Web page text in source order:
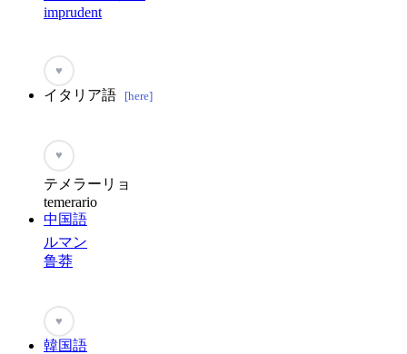
imprudent
♥
イタリア語 [here]
♥
テメラーリョ
temerario
中国語
ルマン
鲁莽
♥
韓国語